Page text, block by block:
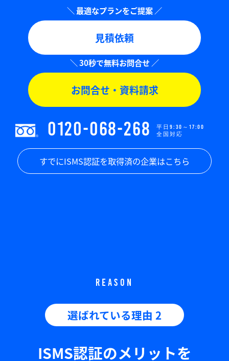
見積依頼
お問合せ・資料請求
0120-068-268
平日9:30～17:00
全国対応
すでにISMS認証を取得済の企業はこちら
REASON
選ばれている理由 2
ISMS認証のメリットを